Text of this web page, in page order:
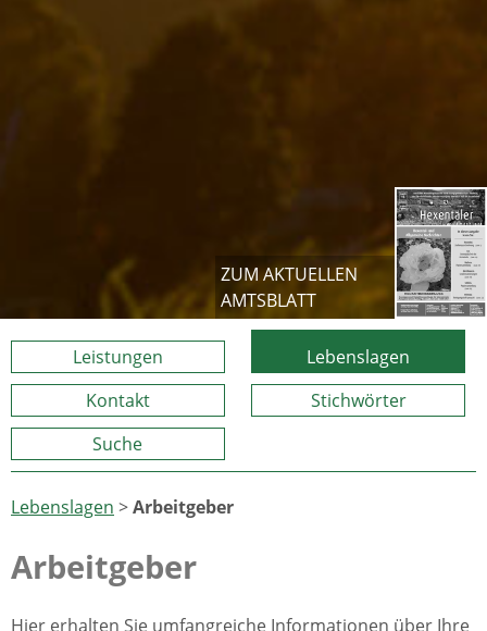
ZUM AKTUELLEN
AMTSBLATT
Leistungen
Lebenslagen
Kontakt
Stichwörter
Suche
Lebenslagen >Arbeitgeber
Arbeitgeber
Hier erhalten Sie umfangreiche Informationen über Ihre